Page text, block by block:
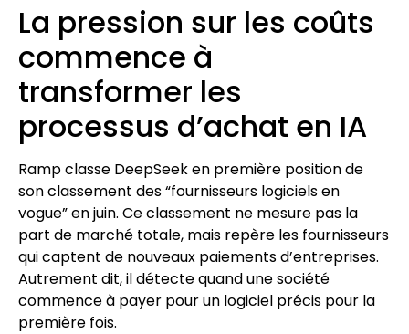
La pression sur les coûts
commence à
transformer les
processus d’achat en IA
Ramp classe DeepSeek en première position de
son classement des “fournisseurs logiciels en
vogue” en juin. Ce classement ne mesure pas la
part de marché totale, mais repère les fournisseurs
qui captent de nouveaux paiements d’entreprises.
Autrement dit, il détecte quand une société
commence à payer pour un logiciel précis pour la
première fois.